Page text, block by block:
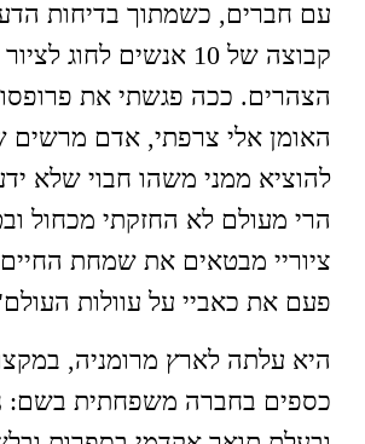
עם חברים, כשמתוך בדיחות
קבוצה של 10 אנשים
הצהרים. ככה פגשתי את
האומן אלי צרפתי, אדם מרשים
להוציא ממני משהו חבוי שלא
הרי מעולם לא החזקתי מכחול
ציוריי מבטאים את שמחת
פעם את כאביי על עוולות
היא עלתה לארץ מרומניה,
כספים בחברה משפחתית בשם: